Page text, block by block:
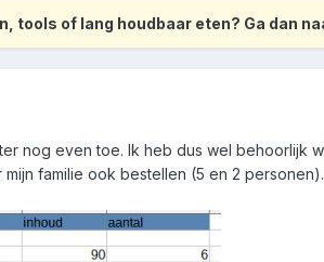
tools of lang houdbaar eten? Ga dan
nog even toe. Ik heb dus wel behoorlijk
familie ook bestellen (5 en 2 personen).